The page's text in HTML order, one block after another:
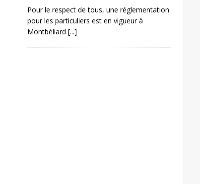
Pour le respect de tous, une réglementation
pour les particuliers est en vigueur à
Montbéliard [...]